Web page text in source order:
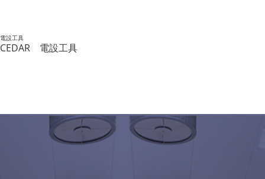
電設工具
CEDAR 電設工具